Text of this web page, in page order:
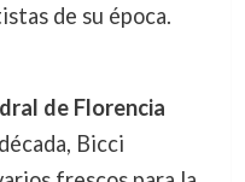
de su época.
de Florencia
Bicci